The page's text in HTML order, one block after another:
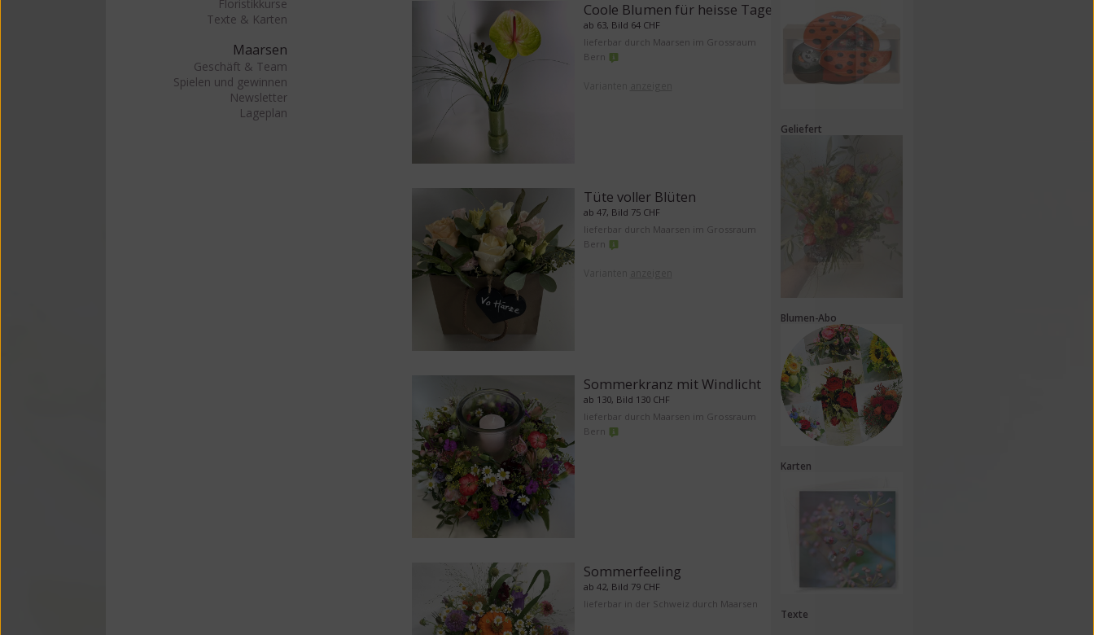
Floristikkurse
Texte & Karten
Maarsen
Geschäft & Team
Spielen und gewinnen
Newsletter
Lageplan
Coole Blumen für heisse Tage
ab 63, Bild 64 CHF
lieferbar durch Maarsen im Grossraum
Bern
Tüte voller Blüten
ab 47, Bild 75 CHF
lieferbar durch Maarsen im Grossraum
Bern
Sommerkranz mit Windlicht
ab 130, Bild 130 CHF
lieferbar durch Maarsen im Grossraum
Bern
Sommerfeeling
ab 42, Bild 79 CHF
lieferbar in der Schweiz durch Maarsen
Geliefert
Blumen-Abo
Karten
Texte